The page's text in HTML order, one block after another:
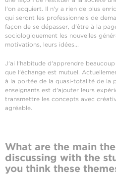
l'on acquiert. Il n'y a rien de plus
qui seront les professionnels de
façon de se dépasser, d'être à la
sociologiquement les nouvelles
motivations, leurs idées...
J'ai l'habitude d'apprendre
que l'échange est mutuel.
à la portée de la quasi-totalité de la
enseignants est d'ajouter leurs
transmettre les concepts avec
agréable.
What are the main
discussing with the
you think these